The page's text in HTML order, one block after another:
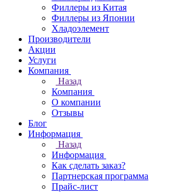
Филлеры из Китая
Филлеры из Японии
Хладоэлемент
Производители
Акции
Услуги
Компания
Назад
Компания
О компании
Отзывы
Блог
Информация
Назад
Информация
Как сделать заказ?
Партнерская программа
Прайс-лист